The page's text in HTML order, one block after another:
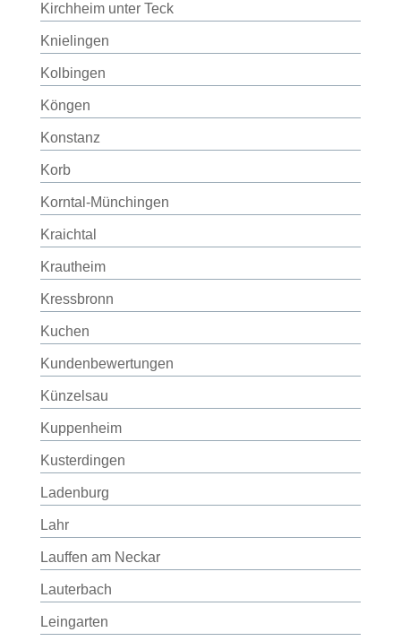
Kirchheim unter Teck
Knielingen
Kolbingen
Köngen
Konstanz
Korb
Korntal-Münchingen
Kraichtal
Krautheim
Kressbronn
Kuchen
Kundenbewertungen
Künzelsau
Kuppenheim
Kusterdingen
Ladenburg
Lahr
Lauffen am Neckar
Lauterbach
Leingarten